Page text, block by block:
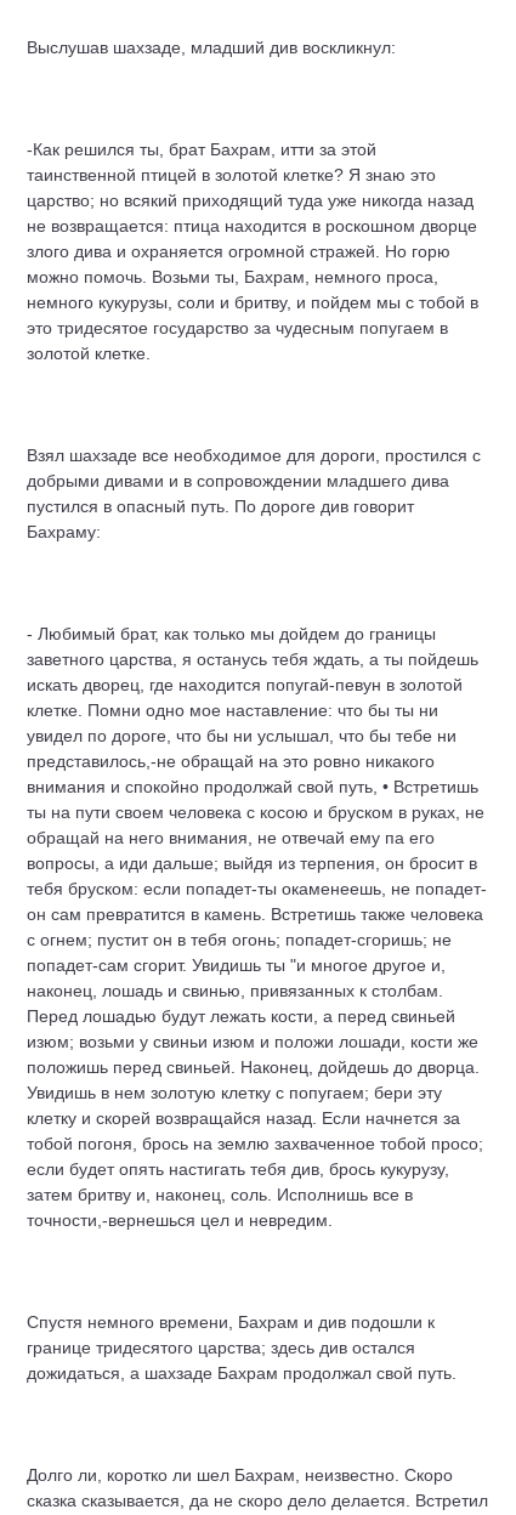
Выслушав шахзаде, младший див воскликнул:
-Как решился ты, брат Бахрам, итти за этой
таинственной птицей в золотой клетке? Я знаю это
царство; но всякий приходящий туда уже никогда назад
не возвращается: птица находится в роскошном дворце
злого дива и охраняется огромной стражей. Но горю
можно помочь. Возьми ты, Бахрам, немного проса,
немного кукурузы, соли и бритву, и пойдем мы с тобой в
это тридесятое государство за чудесным попугаем в
золотой клетке.
Взял шахзаде все необходимое для дороги, простился с
добрыми дивами и в сопровождении младшего дива
пустился в опасный путь. По дороге див говорит
Бахраму:
- Любимый брат, как только мы дойдем до границы
заветного царства, я останусь тебя ждать, а ты пойдешь
искать дворец, где находится попугай-певун в золотой
клетке. Помни одно мое наставление: что бы ты ни
увидел по дороге, что бы ни услышал, что бы тебе ни
представилось,-не обращай на это ровно никакого
внимания и спокойно продолжай свой путь, • Встретишь
ты на пути своем человека с косою и бруском в руках, не
обращай на него внимания, не отвечай ему па его
вопросы, а иди дальше; выйдя из терпения, он бросит в
тебя бруском: если попадет-ты окаменеешь, не попадет-
он сам превратится в камень. Встретишь также человека
с огнем; пустит он в тебя огонь; попадет-сгоришь; не
попадет-сам сгорит. Увидишь ты "и многое другое и,
наконец, лошадь и свинью, привязанных к столбам.
Перед лошадью будут лежать кости, а перед свиньей
изюм; возьми у свиньи изюм и положи лошади, кости же
положишь перед свиньей. Наконец, дойдешь до дворца.
Увидишь в нем золотую клетку с попугаем; бери эту
клетку и скорей возвращайся назад. Если начнется за
тобой погоня, брось на землю захваченное тобой просо;
если будет опять настигать тебя див, брось кукурузу,
затем бритву и, наконец, соль. Исполнишь все в
точности,-вернешься цел и невредим.
Спустя немного времени, Бахрам и див подошли к
границе тридесятого царства; здесь див остался
дожидаться, а шахзаде Бахрам продолжал свой путь.
Долго ли, коротко ли шел Бахрам, неизвестно. Скоро
сказка сказывается, да не скоро дело делается. Встретил